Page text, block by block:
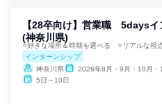
【28卒向け】営業職 5daysイ
(神奈川県)
⭐好きな場所＆時期を選べる ⭐リアルな視
インターンシップ
神奈川県
2026年8月・9月・10月・
5日～10日